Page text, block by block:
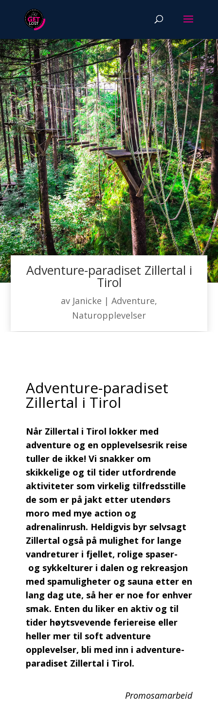
Adventure-paradiset Zillertal i
Tirol
av Janicke | Adventure,
Naturopplevelser
Adventure-paradiset
Zillertal i Tirol
Når Zillertal i Tirol lokker med
adventure og en opplevelsesrik reise
tuller de ikke! Vi snakker om
skikkelige og til tider utfordrende
aktiviteter som virkelig tilfredsstille
de som er på jakt etter utendørs
moro med mye action og
adrenalinrush. Heldigvis byr selvsagt
Zillertal også på mulighet for lange
vandreturer i fjellet, rolige spaser-
og sykkelturer i dalen og rekreasjon
med spamuligheter og sauna etter en
lang dag ute, så her er noe for enhver
smak. Enten du liker en aktiv og til
tider høytsvevende feriereise eller
heller mer til soft adventure
opplevelser, bli med inn i adventure-
paradiset Zillertal i Tirol.
Promosamarbeid